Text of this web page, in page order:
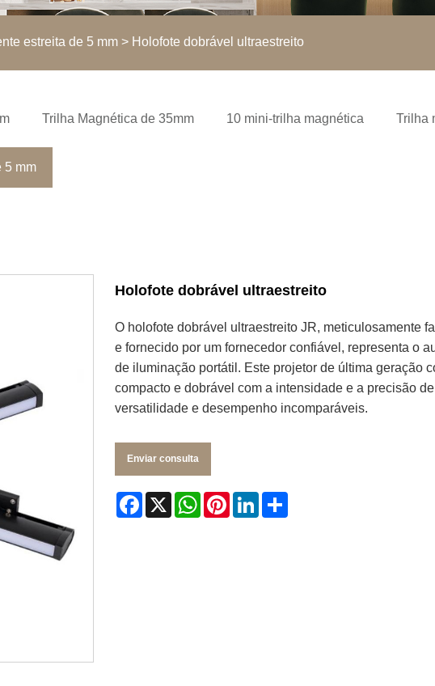
estreita de 5 mm > Holofote dobrável ultraestreito
Trilha Magnética de 35mm 10 mini-trilha magnética Trilha
5 mm
Holofote dobrável ultraestreito
O holofote dobrável ultraestreito JR, meticulosamente
e fornecido por um fornecedor confiável, representa o
de iluminação portátil. Este projetor de última geração
compacto e dobrável com a intensidade e a precisão
versatilidade e desempenho incomparáveis.
Enviar consulta
Facebook
X WhatsApp
PinterestLinkedIn